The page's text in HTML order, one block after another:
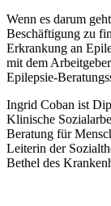
Wenn es darum
Beschäftigung zu
Erkrankung an
mit dem
Epilepsie-
Ingrid Coban ist
Klinische
Beratung für
Leiterin der
Bethel des